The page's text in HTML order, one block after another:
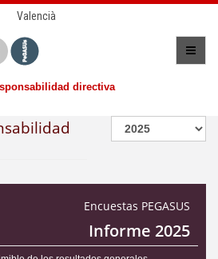
Valencià
directiva
Encuestas PEGASUS
Informe 2025